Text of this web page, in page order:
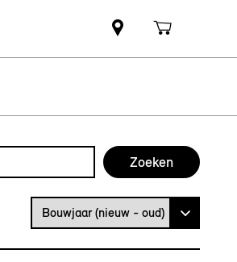
Bouwjaar (nieuw - oud)